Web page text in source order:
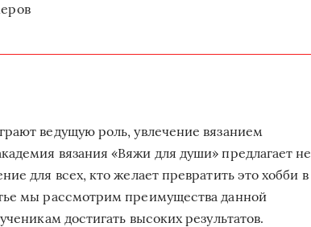
ведущую роль, увлечение вязанием
вязания «Вяжи для души» предлагает не
для всех, кто желает превратить это хобби в
мы рассмотрим преимущества данной
достигать высоких результатов.